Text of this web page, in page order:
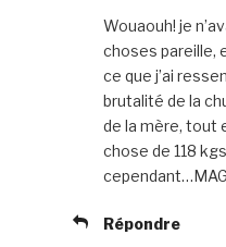
Wouaouh! je
choses pareille,
ce que j’ai
brutalité de la
de la mère, tout
chose de 118
Répondre